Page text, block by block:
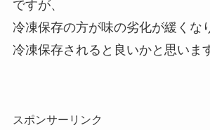
ですが、
冷凍保存の方が味の劣化が緩くな
冷凍保存されると良いかと思いま
スポンサーリンク